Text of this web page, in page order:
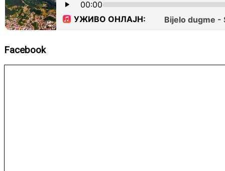
Facebook